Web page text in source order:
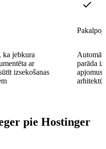
ka jebkura
ar
izsekošanas
parāda
apjomus
pie Hostinger